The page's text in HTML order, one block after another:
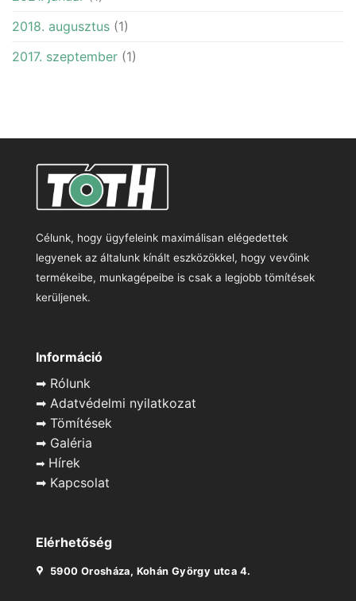
2018. augusztus (1)
2017. szeptember (1)
Célunk, hogy ügyfeleink maximálisan elégedettek
legyenek az általunk kínált eszközökkel, hogy vevőink
termékeibe, munkagépeibe is csak a legjobb tömítések
kerüljenek.
Információ
➡ Rólunk
➡ Adatvédelmi nyilatkozat
➡ Tömítések
➡ Galéria
➡ Hírek
➡ Kapcsolat
Elérhetőség
5900 Orosháza, Kohán György utca 4.